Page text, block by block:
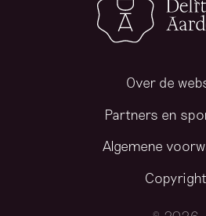
Over de
Partners en
Algemene
Copyright